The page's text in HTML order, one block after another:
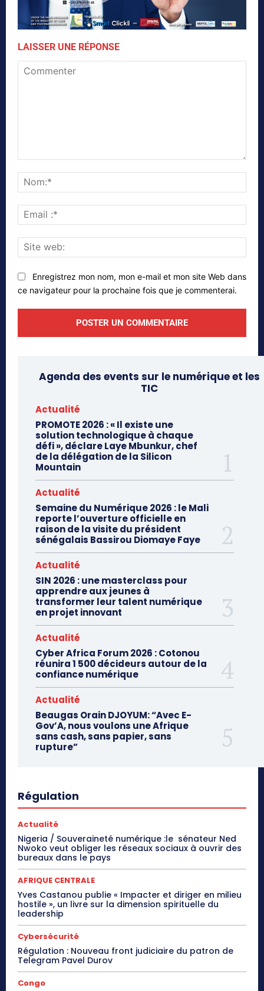
LAISSER UNE RÉPONSE
:*
web:
Enregistrez mon nom, mon e-mail et mon site Web dans
ce navigateur pour la prochaine fois que je commenterai.
Agenda des events sur le numérique et les
TIC
Actualité
PROMOTE 2026 : « Il existe une
solution technologique à chaque
défi », déclare Laye Mbunkur, chef
de la délégation de la Silicon
Mountain
Actualité
Semaine du Numérique 2026 : le Mali
reporte l’ouverture officielle en
raison de la visite du président
sénégalais Bassirou Diomaye Faye
Actualité
SIN 2026 : une masterclass pour
apprendre aux jeunes à
transformer leur talent numérique
en projet innovant
Actualité
Cyber Africa Forum 2026 : Cotonou
réunira 1 500 décideurs autour de la
confiance numérique
Actualité
Beaugas Orain DJOYUM: “Avec E-
Gov’A, nous voulons une Afrique
sans cash, sans papier, sans
rupture”
Régulation
Actualité
Nigeria / Souveraineté numérique :le sénateur Ned
Nwoko veut obliger les réseaux sociaux à ouvrir des
bureaux dans le pays
AFRIQUE CENTRALE
Yves Castanou publie « Impacter et diriger en milieu
hostile », un livre sur la dimension spirituelle du
leadership
Cybersécurité
Régulation : Nouveau front judiciaire du patron de
Telegram Pavel Durov
Congo